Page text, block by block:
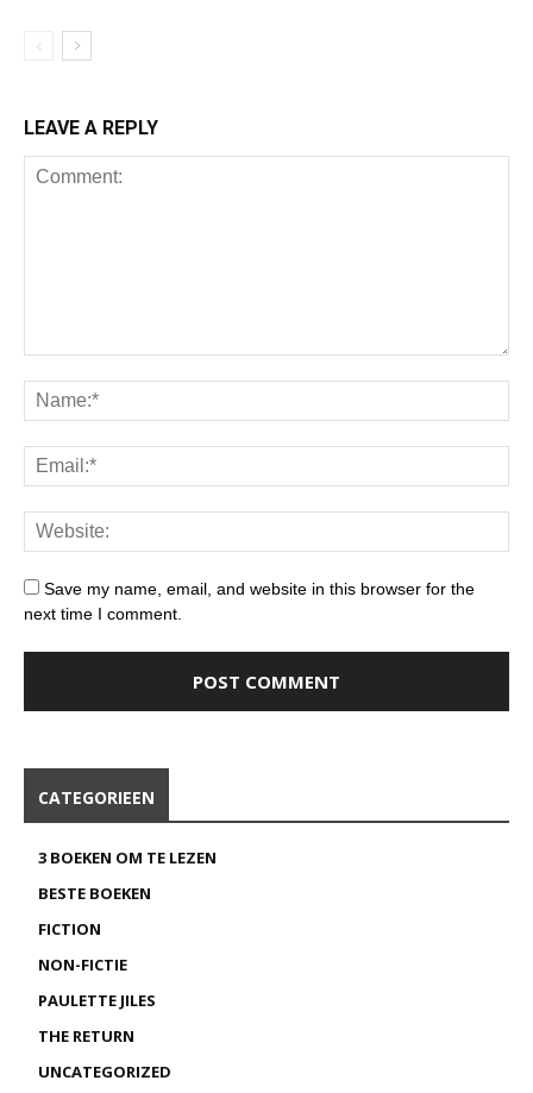
LEAVE A REPLY
Save my name, email, and website in this browser for the
next time I comment.
CATEGORIEEN
3 BOEKEN OM TE LEZEN
BESTE BOEKEN
FICTION
NON-FICTIE
PAULETTE JILES
THE RETURN
UNCATEGORIZED